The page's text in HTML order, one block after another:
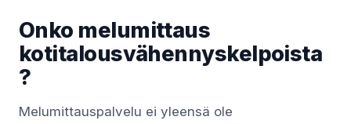
Onko melumittaus
kotitalousvähennyskelpoista
?
Melumittauspalvelu ei yleensä ole